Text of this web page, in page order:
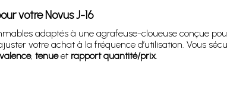
votre Novus J-16
adaptés à une agrafeuse-cloueuse conçue
votre achat à la fréquence d’utilisation. Vous
, tenueet rapport quantité/prix.